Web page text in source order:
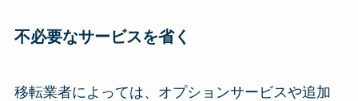
不必要なサービスを省く
移転業者によっては、オプションサービスや追加